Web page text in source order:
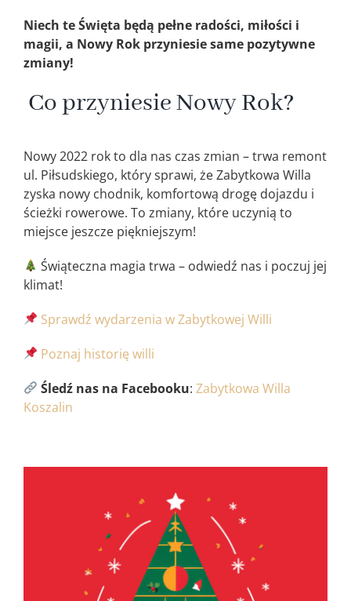
Niech te Święta będą pełne radości, miłości i
magii, a Nowy Rok przyniesie same pozytywne
zmiany!
Co przyniesie Nowy Rok?
Nowy 2022 rok to dla nas czas zmian – trwa remont
ul. Piłsudskiego, który sprawi, że Zabytkowa Willa
zyska nowy chodnik, komfortową drogę dojazdu i
ścieżki rowerowe. To zmiany, które uczynią to
miejsce jeszcze piękniejszym!
Świąteczna magia trwa – odwiedź nas i poczuj jej
klimat!
Sprawdź wydarzenia w Zabytkowej Willi
Poznaj historię willi
Śledź nas na Facebooku:Zabytkowa Willa
Koszalin